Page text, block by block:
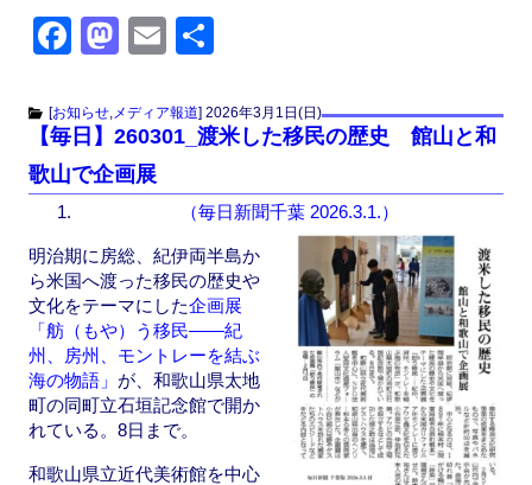
F
c
e
b
o
k
M
st
o
d
n
E
ail
[お知らせ,メディア報道] 2026年3月1日(日)
【毎日】260301_渡米した移民の歴史 館山と和
歌山で企画展
（毎日新聞千葉 2026.3.1.）
明治期に房総、紀伊両半島か
ら米国へ渡った移民の歴史や
文化をテーマにした企画展
「舫（もや）う移民――紀
州、房州、モントレーを結ぶ
海の物語」 が、和歌山県太地
町の同町立石垣記念館で開か
れている。8日まで。
和歌山県立近代美術館を中心